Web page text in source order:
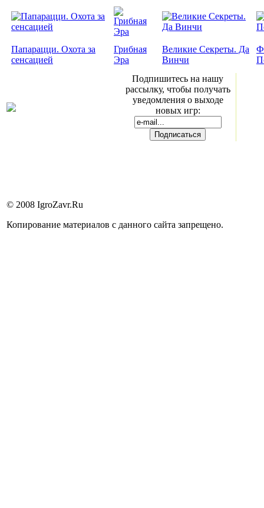
Папарацци. Охота за
сенсацией
Грибная
Эра
Великие Секреты. Да
Винчи
Подпишитесь на нашу
рассылку, чтобы получать
уведомления о выходе
новых игр:
© 2008 IgroZavr.Ru
Копирование материалов с данного сайта запрещено.